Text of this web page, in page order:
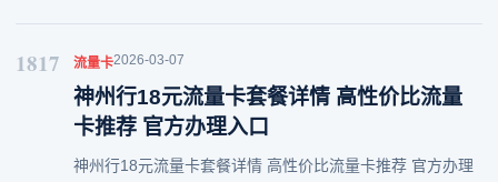
1817 流量卡2026-03-07
神州行18元流量卡套餐详情 高性价比流量
卡推荐 官方办理入口
神州行18元流量卡套餐详情 高性价比流量卡推荐 官方办理